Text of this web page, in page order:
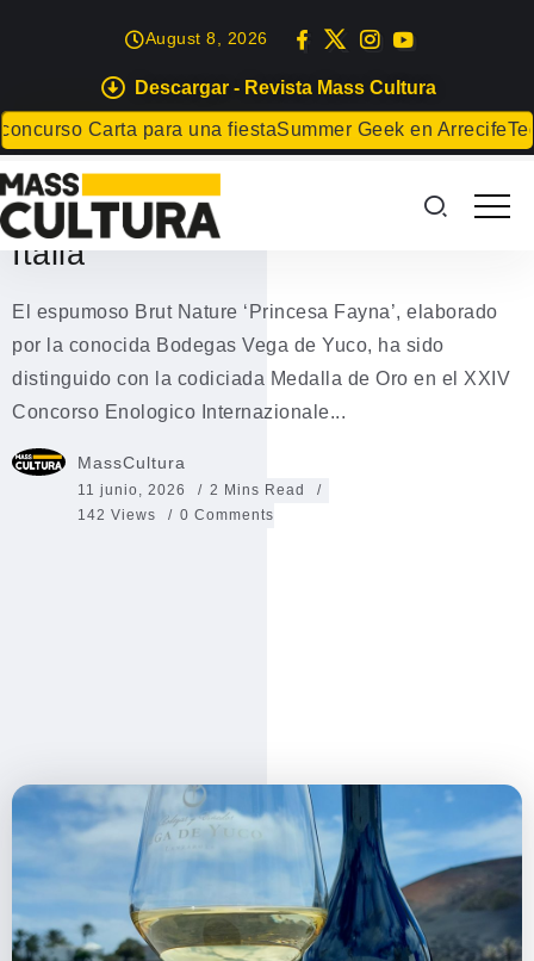
Descargar - Revista Mass Cultura
Carta para una fiestaSummer Geek en Arrecife
August 8, 2026
EVENTOS GASTRONOMÍA
‘Princesa Fayna’ de Vega de
Yuco gana la Medalla de Oro en
Italia
El espumoso Brut Nature ‘Princesa Fayna’, elaborado
por la conocida Bodegas Vega de Yuco, ha sido
distinguido con la codiciada Medalla de Oro en el XXIV
Concorso Enologico Internazionale...
MassCultura
11 junio, 2026
2 Mins Read
142 Views
0 Comments